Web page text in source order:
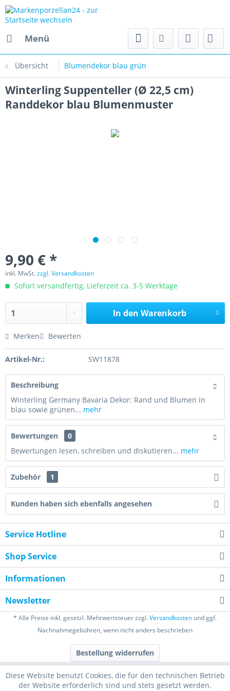
Menü
Übersicht Blumendekor blau grün
Winterling Suppenteller (Ø 22,5 cm)
Randdekor blau Blumenmuster
9,90 € *
inkl. MwSt.zzgl. Versandkosten
Sofort versandfertig, Lieferzeit ca. 3-5 Werktage
In den Warenkorb
Merken Bewerten
Artikel-Nr.: SW11878
Beschreibung
Winterling Germany Bavaria Dekor: Rand und Blumen in
blau sowie grünen... mehr
Bewertungen
0
Bewertungen lesen, schreiben und diskutieren... mehr
Zubehör 1
Kunden haben sich ebenfalls angesehen
Service Hotline
Shop Service
Informationen
Newsletter
* Alle Preise inkl. gesetzl. Mehrwertsteuer zzgl.Versandkosten und ggf.
Nachnahmegebühren, wenn nicht anders beschrieben
Bestellung widerrufen
Diese Website benutzt Cookies, die für den technischen Betrieb
der Website erforderlich sind und stets gesetzt werden.